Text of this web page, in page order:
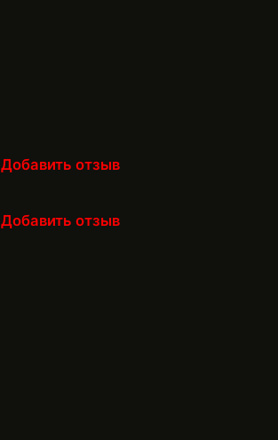
Добавить отзыв
Добавить отзыв